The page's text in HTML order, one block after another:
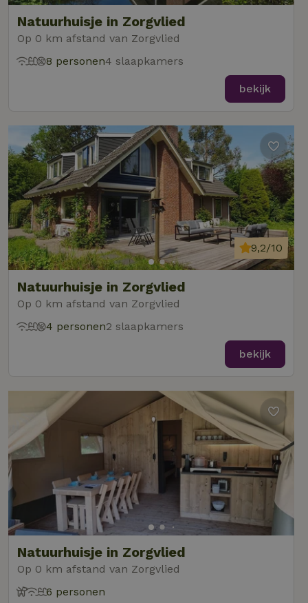
Natuurhuisje in Zorgvlied
Op 0 km afstand van Zorgvlied
8 personen4 slaapkamers
bekijk
Natuurhuisje in Zorgvlied
Op 0 km afstand van Zorgvlied
9,2/10
4 personen2 slaapkamers
bekijk
Natuurhuisje in Zorgvlied
Op 0 km afstand van Zorgvlied
6 personen